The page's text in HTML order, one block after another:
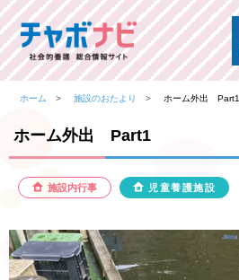
ホーム 施設のおたより ホーム外出 Part1
ホーム外出 Part1
施設内行事 児童養護施設